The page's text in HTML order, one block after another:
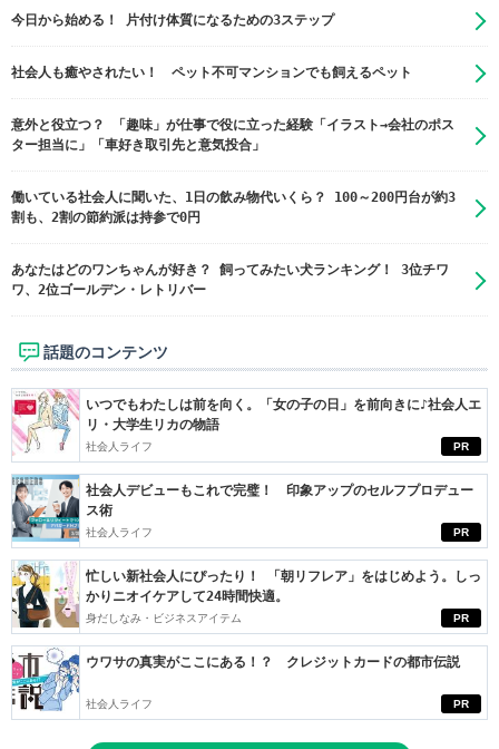
今日から始める！ 片付け体質になるための3ステップ
社会人も癒やされたい！ ペット不可マンションでも飼えるペット
意外と役立つ？ 「趣味」が仕事で役に立った経験「イラスト→会社のポス
ター担当に」「車好き取引先と意気投合」
働いている社会人に聞いた、1日の飲み物代いくら？ 100～200円台が約3
割も、2割の節約派は持参で0円
あなたはどのワンちゃんが好き？ 飼ってみたい犬ランキング！ 3位チワ
ワ、2位ゴールデン・レトリバー
話題のコンテンツ
PR
いつでもわたしは前を向く。「女の子の日」を前向きに♪社会人エ
リ・大学生リカの物語
社会人ライフ
PR
社会人デビューもこれで完璧！ 印象アップのセルフプロデュー
ス術
社会人ライフ
PR
忙しい新社会人にぴったり！ 「朝リフレア」をはじめよう。しっ
かりニオイケアして24時間快適。
身だしなみ・ビジネスアイテム
PR
ウワサの真実がここにある！？ クレジットカードの都市伝説
社会人ライフ